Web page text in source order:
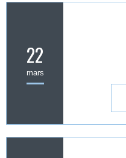
22
mars